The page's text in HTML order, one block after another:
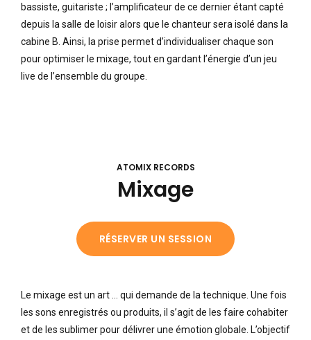
bassiste, guitariste ; l’amplificateur de ce dernier étant capté
depuis la salle de loisir alors que le chanteur sera isolé dans la
cabine B. Ainsi, la prise permet d’individualiser chaque son
pour optimiser le mixage, tout en gardant l’énergie d’un jeu
live de l’ensemble du groupe.
ATOMIX RECORDS
Mixage
RÉSERVER UN SESSION
Le mixage est un art … qui demande de la technique. Une fois
les sons enregistrés ou produits, il s’agit de les faire cohabiter
et de les sublimer pour délivrer une émotion globale. L’objectif